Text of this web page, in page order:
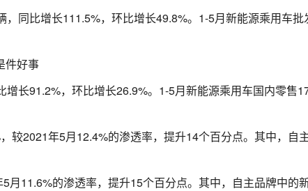
同比增长111.5%，环比增长49.8%。1-5月新能源乘用车批
长91.2%，环比增长26.9%。1-5月新能源乘用车国内零售
较2021年5月12.4%的渗透率，提升14个百分点。其中，自
月11.6%的渗透率，提升15个百分点。其中，自主品牌中的